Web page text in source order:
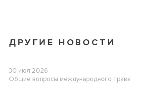
ДРУГИЕ НОВОСТИ
30 июл 2026
Общие вопросы международного права